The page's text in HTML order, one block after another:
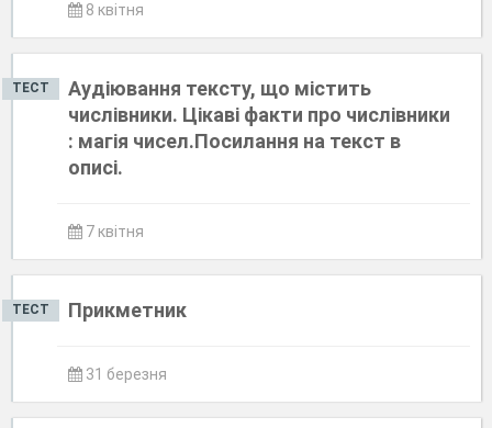
8 квітня
ТЕСТ
Аудіювання тексту, що містить
числівники. Цікаві факти про числівники
: магія чисел.Посилання на текст в
описі.
7 квітня
ТЕСТ Прикметник
31 березня